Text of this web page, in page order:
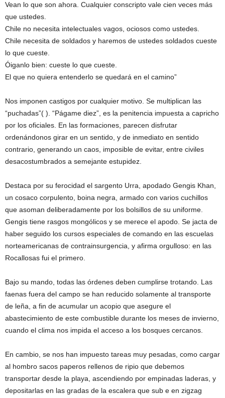
Vean lo que son ahora. Cualquier conscripto vale cien veces más
que ustedes.
Chile no necesita intelectuales vagos, ociosos como ustedes.
Chile necesita de soldados y haremos de ustedes soldados cueste
lo que cueste.
Óiganlo bien: cueste lo que cueste.
El que no quiera entenderlo se quedará en el camino”
Nos imponen castigos por cualquier motivo. Se multiplican las
“puchadas”( ). “Págame diez”, es la penitencia impuesta a capricho
por los oficiales. En las formaciones, parecen disfrutar
ordenándonos girar en un sentido, y de inmediato en sentido
contrario, generando un caos, imposible de evitar, entre civiles
desacostumbrados a semejante estupidez.
Destaca por su ferocidad el sargento Urra, apodado Gengis Khan,
un cosaco corpulento, boina negra, armado con varios cuchillos
que asoman deliberadamente por los bolsillos de su uniforme.
Gengis tiene rasgos mongólicos y se merece el apodo. Se jacta de
haber seguido los cursos especiales de comando en las escuelas
norteamericanas de contrainsurgencia, y afirma orgulloso: en las
Rocallosas fui el primero.
Bajo su mando, todas las órdenes deben cumplirse trotando. Las
faenas fuera del campo se han reducido solamente al transporte
de leña, a fin de acumular un acopio que asegure el
abastecimiento de este combustible durante los meses de invierno,
cuando el clima nos impida el acceso a los bosques cercanos.
En cambio, se nos han impuesto tareas muy pesadas, como cargar
al hombro sacos paperos rellenos de ripio que debemos
transportar desde la playa, ascendiendo por empinadas laderas, y
depositarlas en las gradas de la escalera que sub e en zigzag